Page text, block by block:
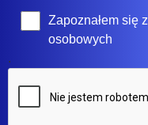
Zapoznałem się z
osobowych
.